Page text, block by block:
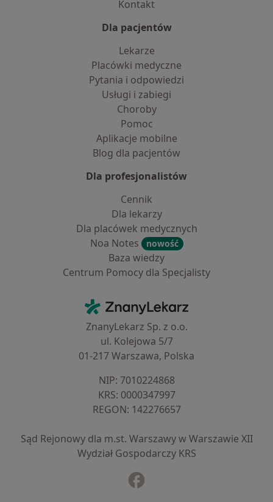
Kontakt
Dla pacjentów
Lekarze
Placówki medyczne
Pytania i odpowiedzi
Usługi i zabiegi
Choroby
Pomoc
Aplikacje mobilne
Blog dla pacjentów
Dla profesjonalistów
Cennik
Dla lekarzy
Dla placówek medycznych
Noa Notes
nowość
Baza wiedzy
Centrum Pomocy dla Specjalisty
ZnanyLekarz - Strona główna
ZnanyLekarz Sp. z o.o.
ul. Kolejowa 5/7
01-217 Warszawa, Polska
NIP: ⁠7010224868
KRS: ⁠0000347997
REGON: ⁠142276657
Sąd Rejonowy dla m.st. Warszawy w Warszawie XII
Wydział Gospodarczy KRS